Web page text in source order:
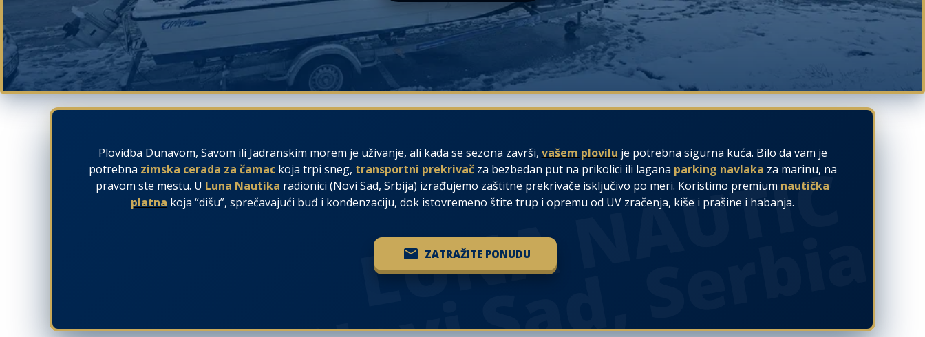
Plovidba Dunavom, Savom ili Jadranskim morem je uživanje, ali kada se sezona završi, vašem plovilu je potrebna sigurna kuća. Bilo da vam je
potrebna zimska cerada za čamackoja trpi sneg, transportni prekrivačza bezbedan put na prikolici ili lagana parking navlaka za marinu, na
pravom ste mestu. U Luna Nautika radionici (Novi Sad, Srbija) izrađujemo zaštitne prekrivače isključivo po meri. Koristimo premium nautička
platna koja “dišu”, sprečavajući buđ i kondenzaciju, dok istovremeno štite trup i opremu od UV zračenja, kiše i prašine i habanja.
ZATRAŽITE PONUDU